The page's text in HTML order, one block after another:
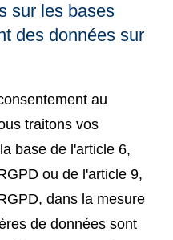
sur les bases
des données sur
au
traitons vos
base de l'article 6,
ou de l'article 9,
dans la mesure
de données sont